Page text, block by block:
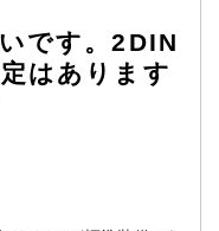
です。2DIN
はあります